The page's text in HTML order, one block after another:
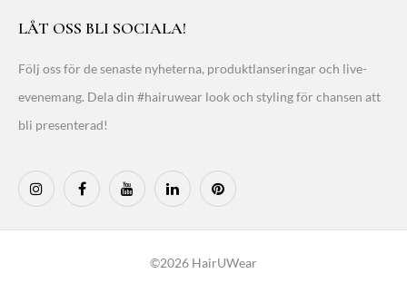
LÅT OSS BLI SOCIALA!
Följ oss för de senaste nyheterna, produktlanseringar och live-
evenemang. Dela din #hairuwear look och styling för chansen att
bli presenterad!
©2026 HairUWear